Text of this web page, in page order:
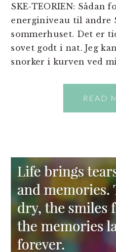
SKE-TEORIEN: Sådan
energiniveau til andre
sommerhuset. Det er
sovet godt i nat. Jeg
snorker i kurven ved
READ